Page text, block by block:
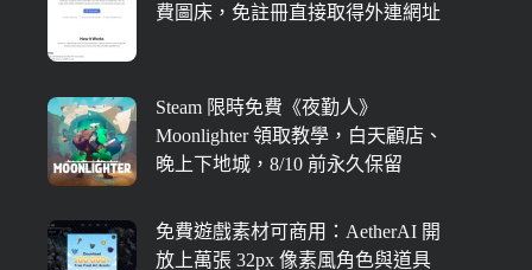
費圖床，免註冊直接取得外連網址
Steam 限時免費《夜勤人》
Moonlighter 領取教學，白天顧店、
晚上下地城，8/10 前永久保留
免費遊戲素材可商用：AetherAI 開
放上萬張 32px 像素風角色與道具